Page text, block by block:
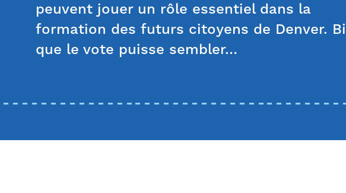
peuvent jouer un rôle essentiel dans la
formation des futurs citoyens de Denver.
que le vote puisse sembler…